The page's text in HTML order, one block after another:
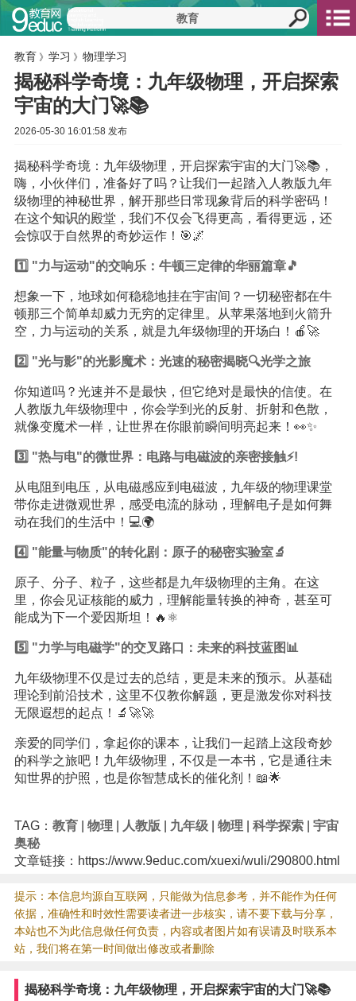
教育 》 学习 》 物理学习
揭秘科学奇境：九年级物理，开启探索
宇宙的大门🚀📚
2026-05-30 16:01:58 发布
揭秘科学奇境：九年级物理，开启探索宇宙的大门🚀📚，
嗨，小伙伴们，准备好了吗？让我们一起踏入人教版九年
级物理的神秘世界，解开那些日常现象背后的科学密码！
在这个知识的殿堂，我们不仅会飞得更高，看得更远，还
会惊叹于自然界的奇妙运作！🎯🌌
1️⃣ "力与运动"的交响乐：牛顿三定律的华丽篇章🎵
想象一下，地球如何稳稳地挂在宇宙间？一切秘密都在牛
顿那三个简单却威力无穷的定律里。从苹果落地到火箭升
空，力与运动的关系，就是九年级物理的开场白！🍎🚀
2️⃣ "光与影"的光影魔术：光速的秘密揭晓🔍光学之旅
你知道吗？光速并不是最快，但它绝对是最快的信使。在
人教版九年级物理中，你会学到光的反射、折射和色散，
就像变魔术一样，让世界在你眼前瞬间明亮起来！👀✨
3️⃣ "热与电"的微世界：电路与电磁波的亲密接触⚡️!
从电阻到电压，从电磁感应到电磁波，九年级的物理课堂
带你走进微观世界，感受电流的脉动，理解电子是如何舞
动在我们的生活中！💻🌍
4️⃣ "能量与物质"的转化剧：原子的秘密实验室🔬
原子、分子、粒子，这些都是九年级物理的主角。在这
里，你会见证核能的威力，理解能量转换的神奇，甚至可
能成为下一个爱因斯坦！🔥⚛️
5️⃣ "力学与电磁学"的交叉路口：未来的科技蓝图📊
九年级物理不仅是过去的总结，更是未来的预示。从基础
理论到前沿技术，这里不仅教你解题，更是激发你对科技
无限遐想的起点！🔬🚀🚀
亲爱的同学们，拿起你的课本，让我们一起踏上这段奇妙
的科学之旅吧！九年级物理，不仅是一本书，它是通往未
知世界的护照，也是你智慧成长的催化剂！📖🌟
TAG： 教育| 物理 人教版 九年级| 物理 科学探索| 宇宙
奥秘
文章链接：https://www.9educ.com/xuexi/wuli/290800.html
提示：本信息均源自互联网，只能做为信息参考，并不能作为任何
依据，准确性和时效性需要读者进一步核实，请不要下载与分享，
本站也不为此信息做任何负责，内容或者图片如有误请及时联系本
站，我们将在第一时间做出修改或者删除
揭秘科学奇境：九年级物理，开启探索宇宙的大门🚀📚